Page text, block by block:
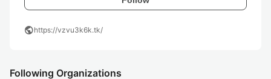
publichttps://vzvu3k6k.tk/
Following Organizations